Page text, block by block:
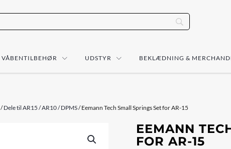
VÅBENTILBEHØR UDSTYR BEKLÆDNING &
/Dele til AR15 / AR10 / DPMS/ Eemann Tech Small Springs Set for AR-15
EEMANN
FOR AR-15